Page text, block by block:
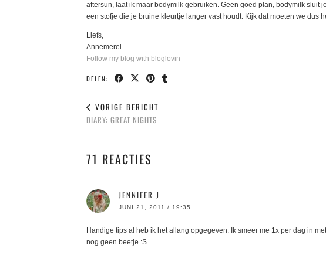
aftersun, laat ik maar bodymilk gebruiken. Geen goed plan, bodymilk sluit
een stofje die je bruine kleurtje langer vast houdt. Kijk dat moeten we dus
Liefs,
Annemerel
Follow my blog with bloglovin
DELEN:
VORIGE BERICHT
DIARY: GREAT NIGHTS
71 REACTIES
JENNIFER J
JUNI 21, 2011 / 19:35
Handige tips al heb ik het allang opgegeven. Ik smeer me 1x per dag in
nog geen beetje :S